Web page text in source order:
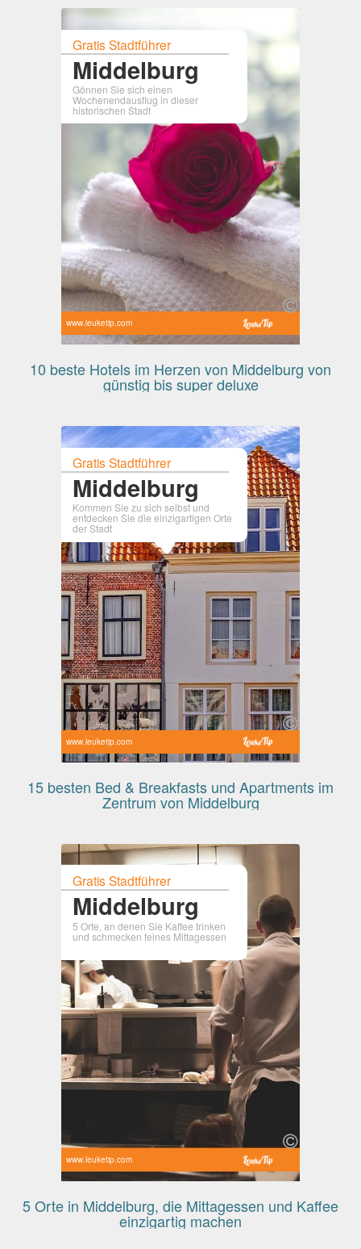
Gratis Stadtführer
Middelburg
Gönnen Sie sich einen
Wochenendausflug in dieser
historischen Stadt
www.leuketip.com
10 beste Hotels im Herzen von Middelburg von
günstig bis super deluxe
Gratis Stadtführer
Middelburg
Kommen Sie zu sich selbst und
entdecken Sie die einzigartigen Orte
der Stadt
www.leuketip.com
15 besten Bed & Breakfasts und Apartments im
Zentrum von Middelburg
Gratis Stadtführer
Middelburg
5 Orte, an denen Sie Kaffee trinken
und schmecken feines Mittagessen
www.leuketip.com
5 Orte in Middelburg, die Mittagessen und Kaffee
einzigartig machen